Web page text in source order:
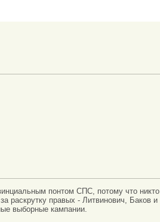
понтом СПС, потому что никто
раскрутку правых - Литвинович, Баков и
выборные кампании.